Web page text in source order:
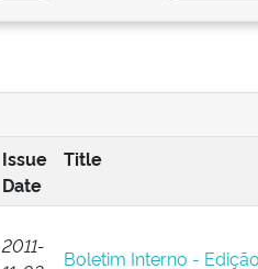
Issue
Date
Title
2011-
Boletim Interno -